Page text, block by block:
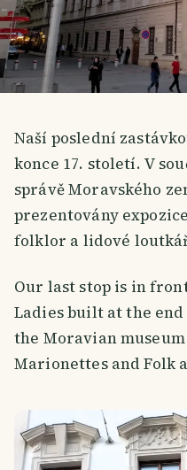
Naší poslední
konce 17. století. V
správě Moravského
prezentovány
folklor a lidové
Our last stop is in
Ladies built at the
the Moravian
Marionettes and Folk